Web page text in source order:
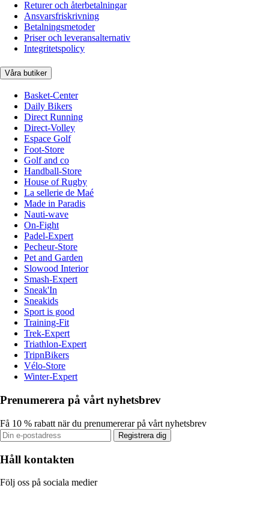
Returer och återbetalningar
Ansvarsfriskrivning
Betalningsmetoder
Priser och leveransalternativ
Integritetspolicy
Våra butiker
Basket-Center
Daily Bikers
Direct Running
Direct-Volley
Espace Golf
Foot-Store
Golf and co
Handball-Store
House of Rugby
La sellerie de Maé
Made in Paradis
Nauti-wave
On-Fight
Padel-Expert
Pecheur-Store
Pet and Garden
Slowood Interior
Smash-Expert
Sneak'In
Sneakids
Sport is good
Training-Fit
Trek-Expert
Triathlon-Expert
TripnBikers
Vélo-Store
Winter-Expert
Prenumerera på vårt nyhetsbrev
Få 10 % rabatt när du prenumererar på vårt nyhetsbrev
Registrera dig
Håll kontakten
Följ oss på sociala medier